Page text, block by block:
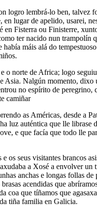
logro lembrá-lo ben, talvez
lugar de apelido, usarei,
en Fisterra ou Finisterre,
ter nacido nun trampolín
máis alá do
o norte de Africa; logo
Asia. Nalgún momento, dixo
no espírito de peregrino,
camiñar
as Américas, desde a
luz auténtica que lle librase
e que facía que todo lle
os seus visitantes brancos
a Xosé a envolver un
anchas e longas follas de
acendidas que
coa que tíñamos que
tiña familia en Galicia.